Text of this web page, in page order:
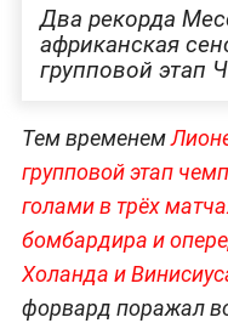
Два рекорда
африканская
групповой этап
Тем временем
групповой этап
голами в трёх
бомбардира и
Холанда и
форвард поражал